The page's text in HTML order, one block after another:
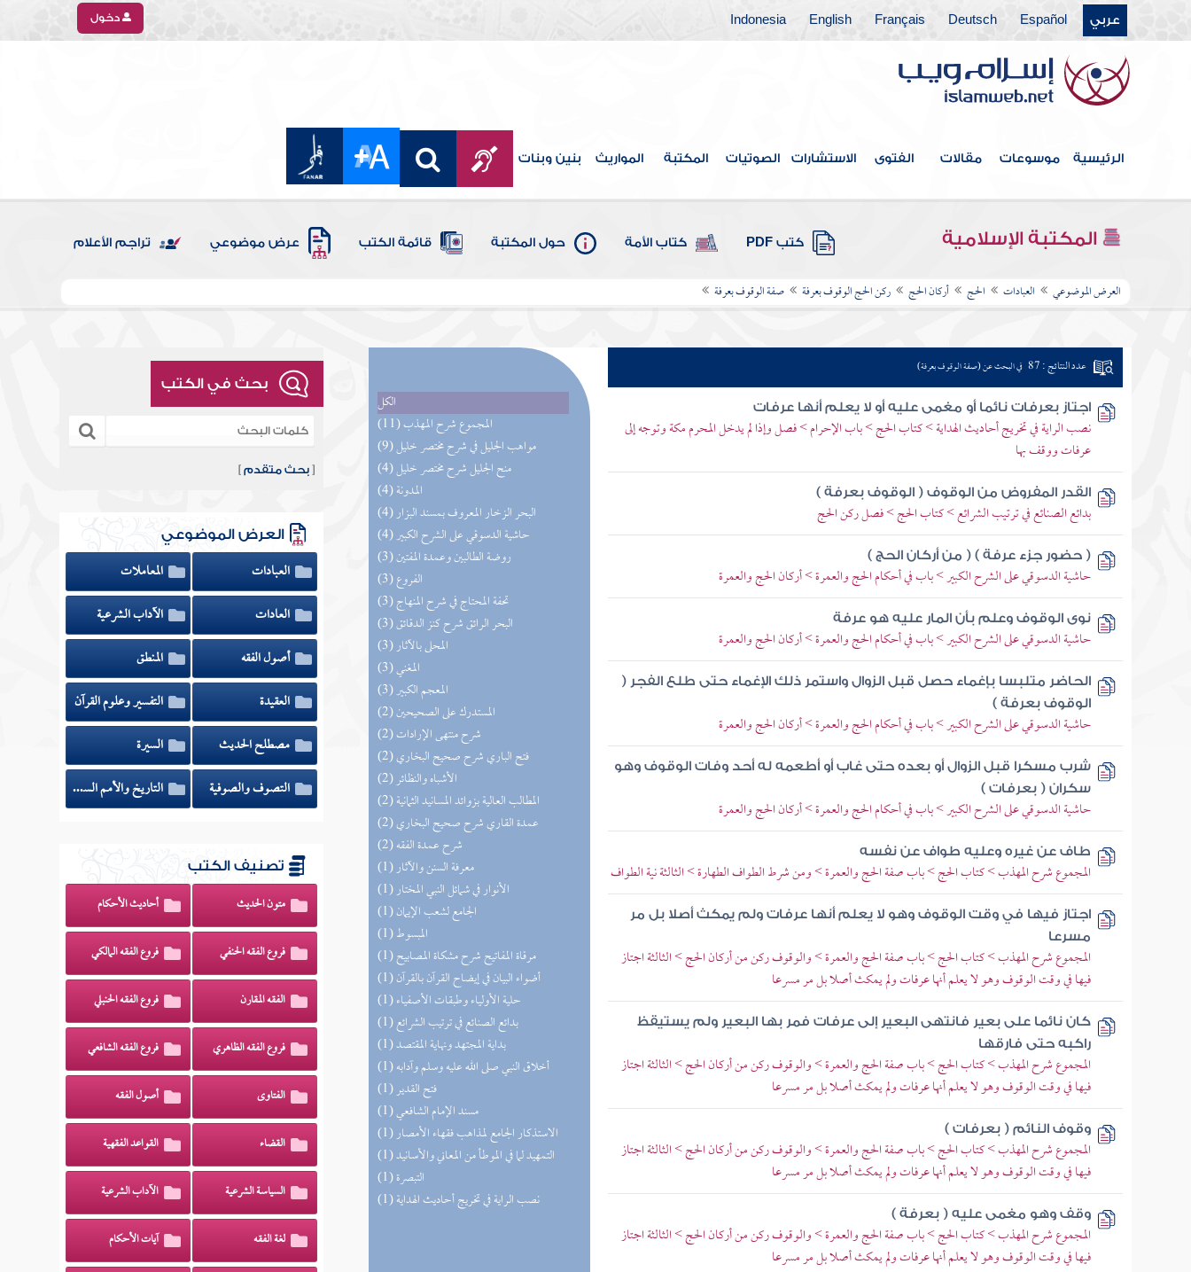
عربي Español
Deutsch
Français
English
Indonesia دخول
الرئيسية موسوعات مقالات الفتوى الاستشارات الصوتيات المكتبة المواريث بنين وبنات
المكتبة الإسلامية كتب PDF كتاب الأمة حول المكتبة قائمة الكتب عرض موضوعي تراجم الأعلام
العرض الموضوعي العبادات الحج أركان الحج ركن الحج الوقوف بعرفة صفة الوقوف بعرفة
الكل
(11) المجموع شرح المهذب
(9) مواهب الجليل في شرح مختصر خليل
(4) منح الجليل شرح مختصر خليل
(4) المدونة
(4) البحر الزخار المعروف بمسند البزار
(4) حاشية الدسوقي على الشرح الكبير
(3) روضة الطالبين وعمدة المفتين
(3) الفروع
(3) تحفة المحتاج في شرح المنهاج
(3) البحر الرائق شرح كنز الدقائق
(3) المحلى بالآثار
(3) المغني
(3) المعجم الكبير
(2) المستدرك على الصحيحين
(2) شرح منتهى الإرادات
(2) فتح الباري شرح صحيح البخاري
(2) الأشباه والنظائر
(2) المطالب العالية بزوائد المسانيد الثمانية
(2) عمدة القاري شرح صحيح البخاري
(2) شرح عمدة الفقه
(1) معرفة السنن والآثار
(1) الأنوار في شمائل النبي المختار
(1) الجامع لشعب الإيمان
(1) المبسوط
(1) مرقاة المفاتيح شرح مشكاة المصابيح
(1) أضواء البيان في إيضاح القرآن بالقرآن
(1) حلية الأولياء وطبقات الأصفياء
(1) بدائع الصنائع في ترتيب الشرائع
(1) بداية المجتهد ونهاية المقتصد
(1) أخلاق النبي صلى الله عليه وسلم وآدابه
(1) فتح القدير
(1) مسند الإمام الشافعي
(1) الاستذكار الجامع لمذاهب فقهاء الأمصار
(1) التمهيد لما في الموطأ من المعاني والأسانيد
(1) التبصرة
(1) نصب الراية في تخريج أحاديث الهداية
عدد النتائج : 87 في البحث عن (صفة الوقوف بعرفة)
اجتاز بعرفات نائما أو مغمى عليه أو لا يعلم أنها عرفات
نصب الراية في تخريج أحاديث الهداية > كتاب الحج > باب الإحرام > فصل وإذا لم يدخل المحرم مكة وتوجه إلى
عرفات ووقف بها
القدر المفروض من الوقوف ( الوقوف بعرفة )
بدائع الصنائع في ترتيب الشرائع > كتاب الحج > فصل ركن الحج
( حضور جزء عرفة ) ( من أركان الحج )
حاشية الدسوقي على الشرح الكبير > باب في أحكام الحج والعمرة > أركان الحج والعمرة
نوى الوقوف وعلم بأن المار عليه هو عرفة
حاشية الدسوقي على الشرح الكبير > باب في أحكام الحج والعمرة > أركان الحج والعمرة
الحاضر متلبسا بإغماء حصل قبل الزوال واستمر ذلك الإغماء حتى طلع الفجر (
الوقوف بعرفة )
حاشية الدسوقي على الشرح الكبير > باب في أحكام الحج والعمرة > أركان الحج والعمرة
شرب مسكرا قبل الزوال أو بعده حتى غاب أو أطعمه له أحد وفات الوقوف وهو
سكران ( بعرفات )
حاشية الدسوقي على الشرح الكبير > باب في أحكام الحج والعمرة > أركان الحج والعمرة
طاف عن غيره وعليه طواف عن نفسه
المجموع شرح المهذب > كتاب الحج > باب صفة الحج والعمرة > ومن شرط الطواف الطهارة > الثالثة نية الطواف
اجتاز فيها في وقت الوقوف وهو لا يعلم أنها عرفات ولم يمكث أصلا بل مر
مسرعا
المجموع شرح المهذب > كتاب الحج > باب صفة الحج والعمرة > والوقوف ركن من أركان الحج > الثالثة اجتاز
فيها في وقت الوقوف وهو لا يعلم أنها عرفات ولم يمكث أصلا بل مر مسرعا
كان نائما على بعير فانتهى البعير إلى عرفات فمر بها البعير ولم يستيقظ
راكبه حتى فارقها
المجموع شرح المهذب > كتاب الحج > باب صفة الحج والعمرة > والوقوف ركن من أركان الحج > الثالثة اجتاز
فيها في وقت الوقوف وهو لا يعلم أنها عرفات ولم يمكث أصلا بل مر مسرعا
وقوف النائم ( بعرفات )
المجموع شرح المهذب > كتاب الحج > باب صفة الحج والعمرة > والوقوف ركن من أركان الحج > الثالثة اجتاز
فيها في وقت الوقوف وهو لا يعلم أنها عرفات ولم يمكث أصلا بل مر مسرعا
وقف وهو مغمى عليه ( بعرفة )
المجموع شرح المهذب > كتاب الحج > باب صفة الحج والعمرة > والوقوف ركن من أركان الحج > الثالثة اجتاز
فيها في وقت الوقوف وهو لا يعلم أنها عرفات ولم يمكث أصلا بل مر مسرعا
بحث في الكتب
[بحث متقدم ]
العرض الموضوعي
العبادات
المعاملات
العادات
الآداب الشرعية
أصول الفقه
المنطق
العقيدة
التفسير وعلوم القرآن
مصطلح الحديث
السيرة
التصوف والصوفية
التاريخ والأمم السابقة
تصنيف الكتب
متون الحديث أحاديث الأحكام
فروع الفقه الحنفي فروع الفقه المالكي
الفقه المقارن فروع الفقه الحنبلي
فروع الفقه الظاهري فروع الفقه الشافعي
الفتاوى أصول الفقه
القضاء القواعد الفقهية
السياسة الشرعية الآداب الشرعية
لغة الفقه آيات الأحكام